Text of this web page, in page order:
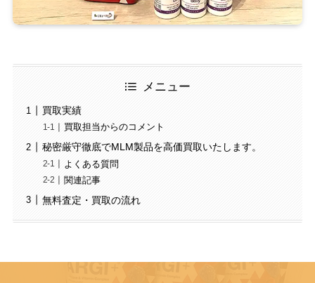
メニュー
買取実績
買取担当からのコメント
秘密厳守徹底でMLM製品を高価買取いたします。
よくある質問
関連記事
無料査定・買取の流れ